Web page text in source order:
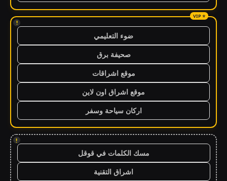
!
ضوء التعليمي
صحيفة برق
موقع اشراقات
موقع اشراق اون لاين
اركان سياحة وسفر
!
مسك الكلمات في قوقل
اشراق التقنية